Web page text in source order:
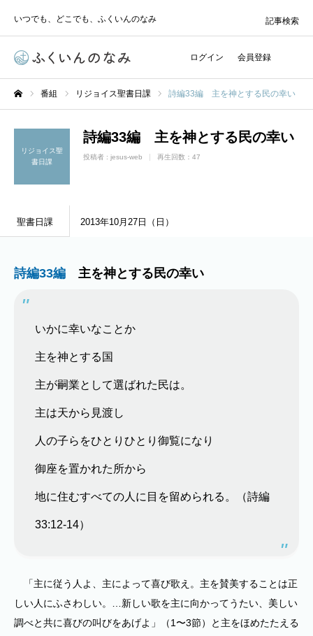
いつでも、どこでも、ふくいんのなみ
ログイン 会員登録
記事検索
番組 リジョイス聖書日課 詩編33編 主を神とする民の幸い
リジョイス聖
書日課
詩編33編 主を神とする民の幸い
投稿者 : jesus-web 再生回数：47
聖書日課 2013年10月27日（日）
詩編33編 主を神とする民の幸い
いかに幸いなことか
主を神とする国
主が嗣業として選ばれた民は。
主は天から見渡し
人の子らをひとりひとり御覧になり
御座を置かれた所から
地に住むすべての人に目を留められる。（詩編
33:12-14）
「主に従う人よ、主によって喜び歌え。主を賛美することは正
しい人にふさわしい。…新しい歌を主に向かってうたい、美しい
調べと共に喜びの叫びをあげよ」（1〜3節）と主をほめたたえる